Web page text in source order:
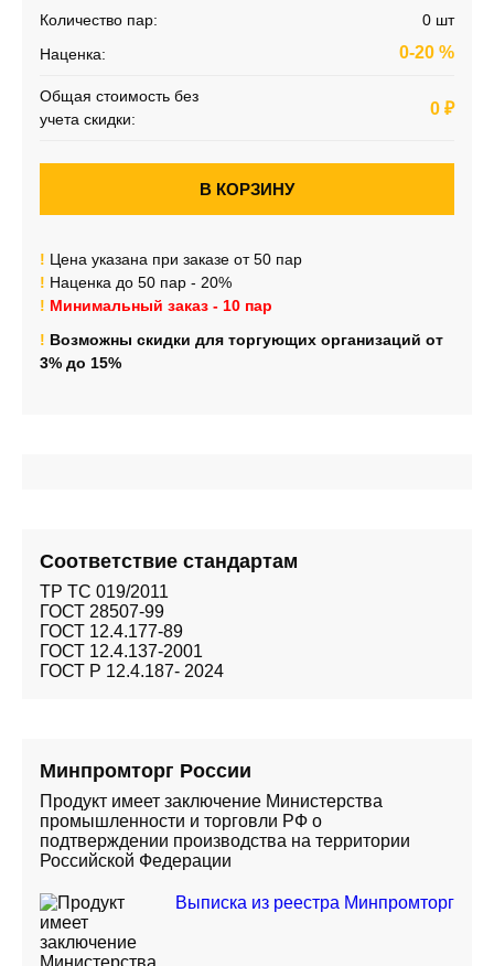
Количество пар: 0 шт
Наценка:
0-20 %
Общая стоимость без
учета скидки:
0 ₽
! Цена указана при заказе от 50 пар
! Наценка до 50 пар - 20%
! Минимальный заказ - 10 пар
! Возможны скидки для торгующих организаций от
3% до 15%
Соответствие стандартам
ТР ТС 019/2011
ГОСТ 28507-99
ГОСТ 12.4.177-89
ГОСТ 12.4.137-2001
ГОСТ Р 12.4.187- 2024
Минпромторг России
Продукт имеет заключение Министерства
промышленности и торговли РФ о
подтверждении производства на территории
Российской Федерации
Выписка из реестра Минпромторг